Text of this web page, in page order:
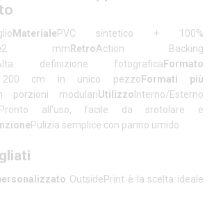
MaterialePVC sintetico + 100%
2 mm RetroAction Backing
definizione fotografica Formato
cm in unico pezzo Formati più
porzioni modulariUtilizzo Interno/Esterno
Pronto all'uso, facile da srotolare e
Pulizia semplice con panno umido
OutsidePrint è la scelta ideale